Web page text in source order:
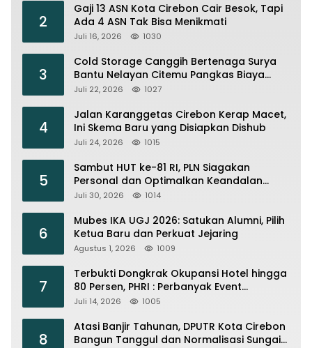
2
Gaji 13 ASN Kota Cirebon Cair Besok, Tapi
Ada 4 ASN Tak Bisa Menikmati
Juli 16, 2026 1030
3
Cold Storage Canggih Bertenaga Surya
Bantu Nelayan Citemu Pangkas Biaya
Operasional
Juli 22, 2026 1027
4
Jalan Karanggetas Cirebon Kerap Macet,
Ini Skema Baru yang Disiapkan Dishub
Juli 24, 2026 1015
5
Sambut HUT ke-81 RI, PLN Siagakan
Personal dan Optimalkan Keandalan
Instalasi Transmisi
Juli 30, 2026 1014
6
Mubes IKA UGJ 2026: Satukan Alumni, Pilih
Ketua Baru dan Perkuat Jejaring
Agustus 1, 2026 1009
7
Terbukti Dongkrak Okupansi Hotel hingga
80 Persen, PHRI : Perbanyak Event
Olahraga di Cirebon
Juli 14, 2026 1005
8
Atasi Banjir Tahunan, DPUTR Kota Cirebon
Bangun Tanggul dan Normalisasi Sungai